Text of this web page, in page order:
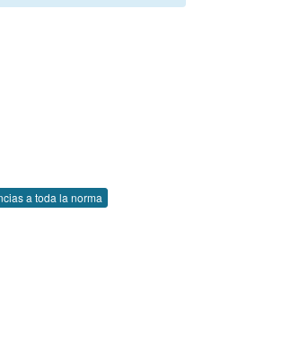
a toda la norma